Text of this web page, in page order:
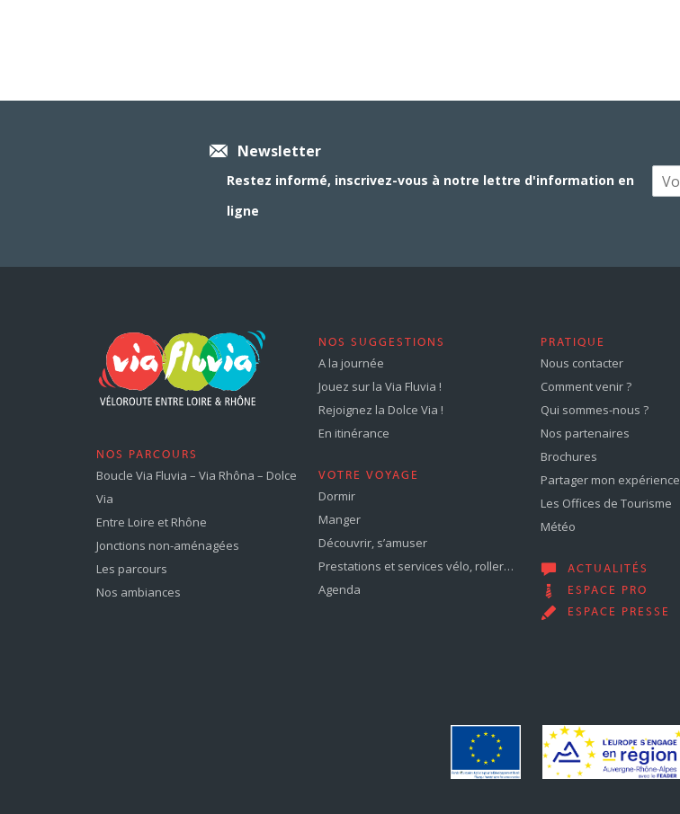
Newsletter
Restez informé, inscrivez-vous à notre lettre d'information en
ligne
NOS PARCOURS
Boucle Via Fluvia – Via Rhôna – Dolce
Via
Entre Loire et Rhône
Jonctions non-aménagées
Les parcours
Nos ambiances
NOS SUGGESTIONS
A la journée
Jouez sur la Via Fluvia !
Rejoignez la Dolce Via !
En itinérance
VOTRE VOYAGE
Dormir
Manger
Découvrir, s’amuser
Prestations et services vélo, roller…
Agenda
PRATIQUE
Nous contacter
Comment venir ?
Qui sommes-nous ?
Nos partenaires
Brochures
Partager mon expérience
Les Offices de Tourisme
Météo
ACTUALITÉS
ESPACE PRO
ESPACE PRESSE